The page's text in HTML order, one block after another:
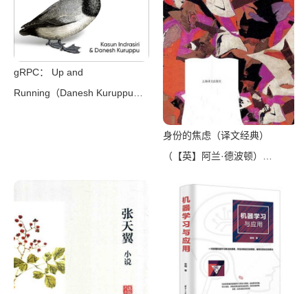
gRPC： Up and
Running（Danesh Kuruppu，
身份的焦虑（译文经典）
（【英】阿兰·德波顿）
Publishing House 2018）